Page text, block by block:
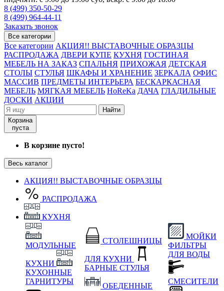
8 (499) 350-50-29
8 (499) 964-44-11
Заказать звонок
Все категории
Все категории АКЦИЯ!! ВЫСТАВОЧНЫЕ ОБРАЗЦЫ
РАСПРОДАЖА ДВЕРИ КУПЕ КУХНЯ ГОСТИНАЯ
МЕБЕЛЬ НА ЗАКАЗ СПАЛЬНЯ ПРИХОЖАЯ ДЕТСКАЯ
СТОЛЫ СТУЛЬЯ ШКАФЫ И ХРАНЕНИЕ ЗЕРКАЛА ОФИС
МАССИВ ПРЕДМЕТЫ ИНТЕРЬЕРА БЕСКАРКАСНАЯ
МЕБЕЛЬ МЯГКАЯ МЕБЕЛЬ HoReKa ДАЧА ГЛАДИЛЬНЫЕ
ДОСКИ АКЦИИ
Найти
Корзина
пуста
В корзине пусто!
Весь каталог
АКЦИЯ!! ВЫСТАВОЧНЫЕ ОБРАЗЦЫ
РАСПРОДАЖА
КУХНЯ
МОДУЛЬНЫЕ
КУХНИ
КУХОННЫЕ
ГАРНИТУРЫ
СТОЛЕШНИЦЫ
ДЛЯ КУХНИ
БАРНЫЕ СТУЛЬЯ
ОБЕДЕННЫЕ
МОЙКИ
ФИЛЬТРЫ
ДЛЯ ВОДЫ
СМЕСИТЕЛИ